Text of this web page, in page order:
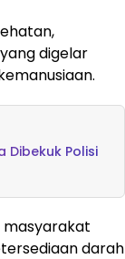
digelar
Dibekuk Polisi
masyarakat
darah